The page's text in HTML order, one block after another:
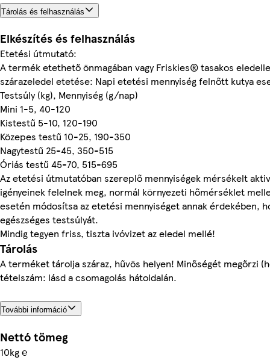
Tárolás és felhasználás
Elkészítés és felhasználás
Etetési útmutató:
A termék etethető önmagában vagy Friskies® tasakos
szárazeledel etetése: Napi etetési mennyiség felnőtt kutya
Testsúly (kg), Mennyiség (g/nap)
Mini 1-5, 40-120
Kistestű 5-10, 120-190
Közepes testű 10-25, 190-350
Nagytestű 25-45, 350-515
Óriás testű 45-70, 515-695
Az etetési útmutatóban szereplő mennyiségek mérsékelt
igényeinek felelnek meg, normál környezeti hőmérséklet
esetén módosítsa az etetési mennyiséget annak érdekében,
egészséges testsúlyát.
Mindig tegyen friss, tiszta ivóvizet az eledel mellé!
Tárolás
A terméket tárolja száraz, hűvös helyen! Minőségét megőrzi
tételszám: lásd a csomagolás hátoldalán.
További információ
Nettó tömeg
10kg ℮